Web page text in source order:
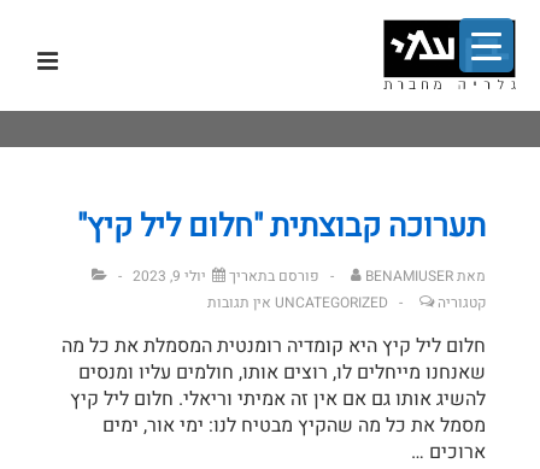
לתוכן
ראשי
תערוכה קבוצתית "חלום ליל קיץ"
מאתBENAMIUSER פורסם בתאריך
יולי 9, 2023
קטגוריה
UNCATEGORIZED אין תגובות
חלום ליל קיץ היא קומדיה רומנטית המסמלת את כל מה
שאנחנו מייחלים לו, רוצים אותו, חולמים עליו ומנסים
להשיג אותו גם אם אין זה אמיתי וריאלי. חלום ליל קיץ
מסמל את כל מה שהקיץ מבטיח לנו: ימי אור, ימים
ארוכים …